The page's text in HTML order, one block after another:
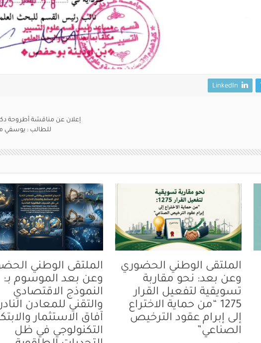
LinkedIn
إعلان عن مناقشة أطروحة
للطالب : يوسفي
الملتقى الوطني الحضوري
وعن بعد: نحو مقاربة
تسويقية لتفعيل القرار
1275 “من حماية الاختراع
إلى إبرام عقود الترخيص
الصناعي”
الملتقى الوطني
وعن بعد الموسوم بـ:
النموذج الاقتصادي
والتقني للمعادن
آفاق الاستثمار
التكنولوجي في ظل